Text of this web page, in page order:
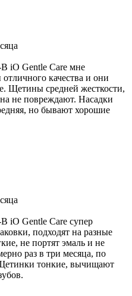
iO Gentle Care мне
качества и они
Щетины средней жесткости,
не повреждают. Насадки
но бывают хорошие
iO Gentle Care супер
подходят на разные
не портят эмаль и не
раз в три месяца, по
тонкие, вычищают